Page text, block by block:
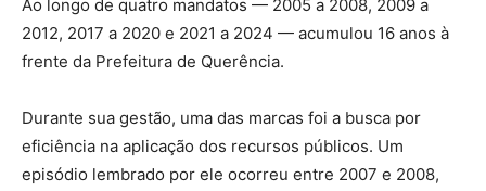
Ao longo de quatro mandatos — 2005 a 2008, 2009 a
2012, 2017 a 2020 e 2021 a 2024 — acumulou 16 anos à
frente da Prefeitura de Querência.
Durante sua gestão, uma das marcas foi a busca por
eficiência na aplicação dos recursos públicos. Um
episódio lembrado por ele ocorreu entre 2007 e 2008,